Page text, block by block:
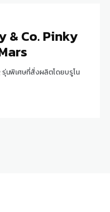
& Co. Pinky
รุ่นพิเศษที่สั่งผลิตโดยบรูโน